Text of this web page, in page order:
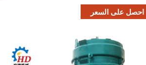
احصل على السعر